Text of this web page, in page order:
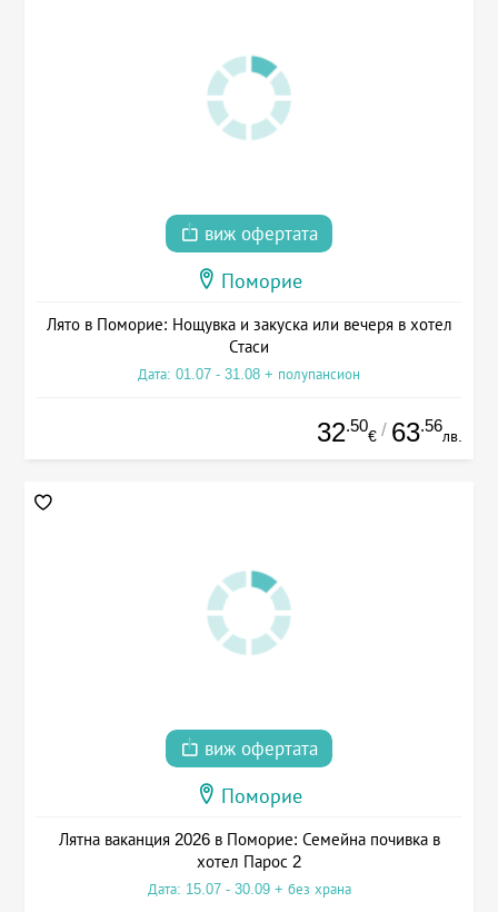
виж офертата
Поморие
Лято в Поморие: Нощувка и закуска или вечеря в хотел
Стаси
Дата: 01.07 - 31.08 + полупансион
32.50
€ / 63.56
лв.
виж офертата
Поморие
Лятна ваканция 2026 в Поморие: Семейна почивка в
хотел Парос 2
Дата: 15.07 - 30.09 + без храна